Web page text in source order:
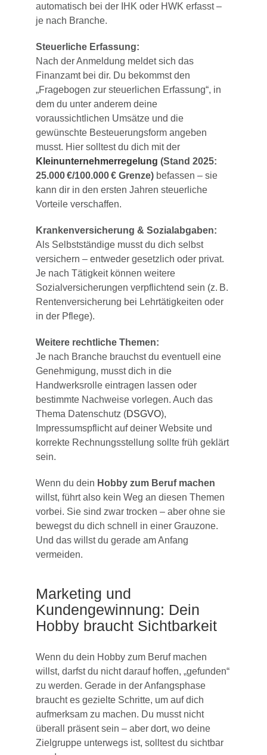
automatisch bei der IHK oder HWK erfasst –
je nach Branche.
Steuerliche Erfassung:
Nach der Anmeldung meldet sich das
Finanzamt bei dir. Du bekommst den
„Fragebogen zur steuerlichen Erfassung“, in
dem du unter anderem deine
voraussichtlichen Umsätze und die
gewünschte Besteuerungsform angeben
musst. Hier solltest du dich mit der
Kleinunternehmerregelung (Stand 2025:
25.000 €/100.000 € Grenze) befassen – sie
kann dir in den ersten Jahren steuerliche
Vorteile verschaffen.
Krankenversicherung & Sozialabgaben:
Als Selbstständige musst du dich selbst
versichern – entweder gesetzlich oder privat.
Je nach Tätigkeit können weitere
Sozialversicherungen verpflichtend sein (z. B.
Rentenversicherung bei Lehrtätigkeiten oder
in der Pflege).
Weitere rechtliche Themen:
Je nach Branche brauchst du eventuell eine
Genehmigung, musst dich in die
Handwerksrolle eintragen lassen oder
bestimmte Nachweise vorlegen. Auch das
Thema Datenschutz (DSGVO),
Impressumspflicht auf deiner Website und
korrekte Rechnungsstellung sollte früh geklärt
sein.
Wenn du dein Hobby zum Beruf machen
willst, führt also kein Weg an diesen Themen
vorbei. Sie sind zwar trocken – aber ohne sie
bewegst du dich schnell in einer Grauzone.
Und das willst du gerade am Anfang
vermeiden.
Marketing und
Kundengewinnung: Dein
Hobby braucht Sichtbarkeit
Wenn du dein Hobby zum Beruf machen
willst, darfst du nicht darauf hoffen, „gefunden“
zu werden. Gerade in der Anfangsphase
braucht es gezielte Schritte, um auf dich
aufmerksam zu machen. Du musst nicht
überall präsent sein – aber dort, wo deine
Zielgruppe unterwegs ist, solltest du sichtbar